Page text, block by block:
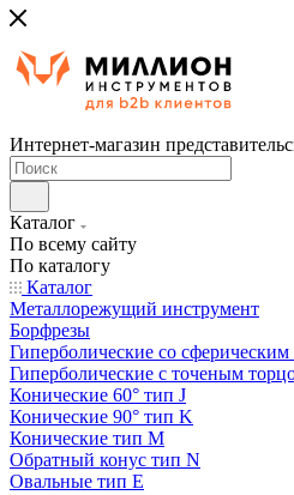
Интернет-магазин
Каталог
По всему сайту
По каталогу
Каталог
Металлорежущий инструмент
Борфрезы
Гиперболические cо
Гиперболические с точеным
Конические 60° тип J
Конические 90° тип K
Конические тип M
Обратный конус тип N
Овальные тип E